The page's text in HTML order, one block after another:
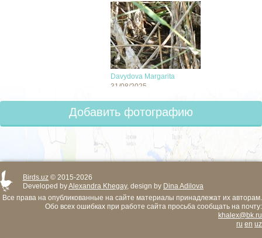
Davydova Margarita
31/08/2025
Добавить фотографию
Birds.uz © 2015-2026
Developed byAlexandra Khegay, design by Dina Adilova
Все права на опубликованные на сайте материалы принадлежат их авторам.
Обо всех ошибках при работе сайта просьба сообщать на почту:
khalex@bk.ru
ru en uz